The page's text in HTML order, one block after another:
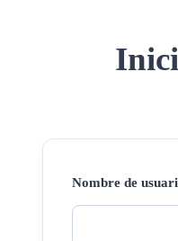
Nombre de